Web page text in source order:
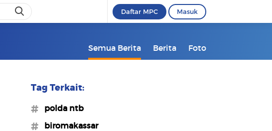
Daftar MPC Masuk
Semua Berita Berita Foto
Tag Terkait:
#polda ntb
#biromakassar